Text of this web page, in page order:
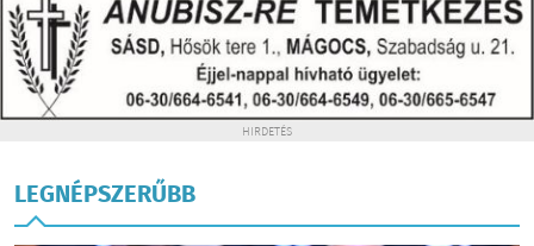
HIRDETÉS
LEGNÉPSZERŰBB